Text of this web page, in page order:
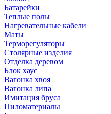
Батарейки
Теплые полы
Нагревательные кабели
Маты
Терморегуляторы
Столярные изделия
Отделка деревом
Блок хаус
Вагонка хвоя
Вагонка липа
Имитация бруса
Пиломатериалы